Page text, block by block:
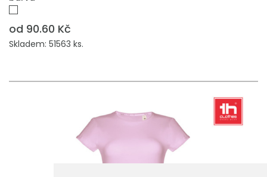
od 90.60 Kč
Skladem: 51563 ks.